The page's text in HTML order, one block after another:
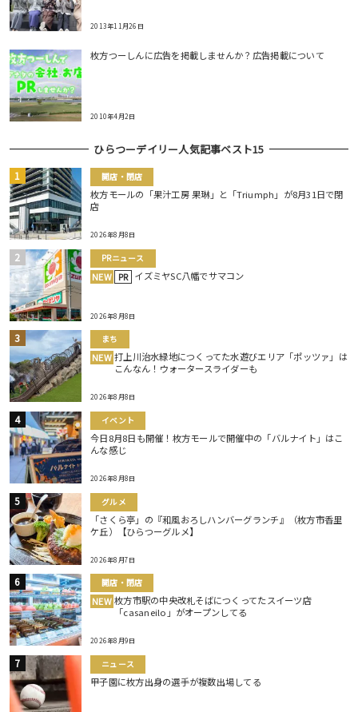
2013年11月26日
枚方つーしんに広告を掲載しませんか？広告掲載について
2010年4月2日
ひらつーデイリー人気記事ベスト15
開店・閉店
枚方モールの「果汁工房 果琳」と「Triumph」が8月31日で閉
店
2026年8月8日
PRニュース
NEW PR イズミヤSC八幡でサマコン
2026年8月8日
まち
NEW 打上川治水緑地につくってた水遊びエリア「ポッツァ」は
こんなん！ウォータースライダーも
2026年8月8日
イベント
今日8月8日も開催！枚方モールで開催中の「バルナイト」はこ
んな感じ
2026年8月8日
グルメ
「さくら亭」の『和風おろしハンバーグランチ』（枚方市香里
ケ丘）【ひらつーグルメ】
2026年8月7日
開店・閉店
NEW 枚方市駅の中央改札そばにつくってたスイーツ店
「casaneilo」がオープンしてる
2026年8月9日
ニュース
甲子園に枚方出身の選手が複数出場してる